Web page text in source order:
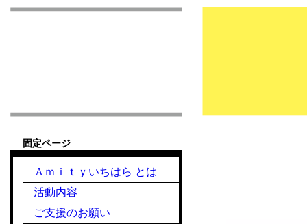
固定ページ
Ａｍｉｔｙいちはら とは
活動内容
ご支援のお願い